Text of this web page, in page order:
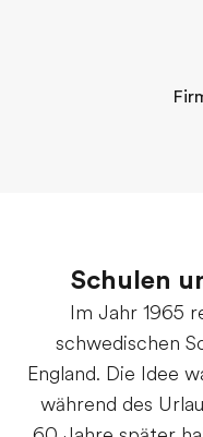
Schulen
Im Jahr 1965
schwedischen
England. Die Idee
während des